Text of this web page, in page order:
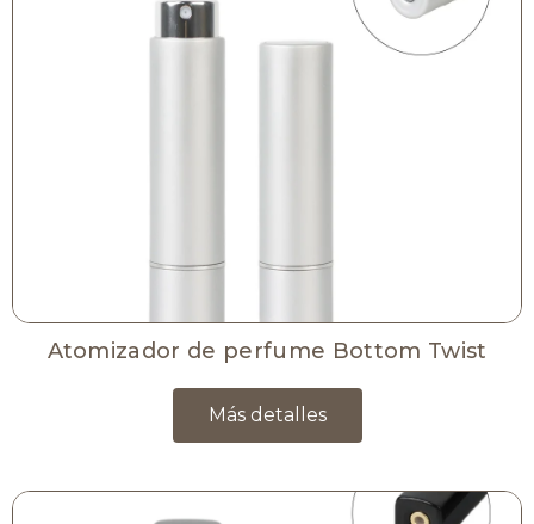
Atomizador de perfume Bottom Twist
Más detalles